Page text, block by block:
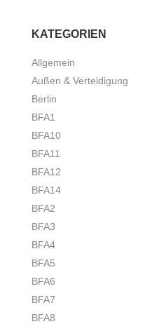
KATEGORIEN
Allgemein
Außen & Verteidigung
Berlin
BFA1
BFA10
BFA11
BFA12
BFA14
BFA2
BFA3
BFA4
BFA5
BFA6
BFA7
BFA8